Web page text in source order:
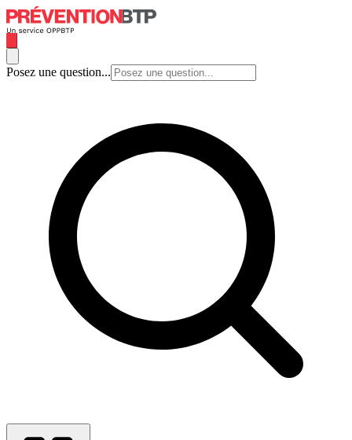
Posez une question...